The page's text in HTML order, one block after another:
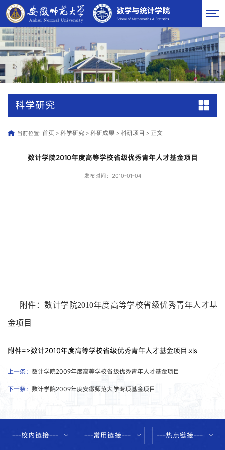
科学研究
当前位置: 首页 > 科学研究> 科研成果 > 科研项目 > 正文
数计学院2010年度高等学校省级优秀青年人才基金项目
发布时间：2010-01-04
附件：数计学院2010年度高等学校省级优秀青年人才基
金项目
附件=>数计2010年度高等学校省级优秀青年人才基金项目.xls
上一条： 数计学院2009年度高等学校省级优秀青年人才基金项目
下一条： 数计学院2009年度安徽师范大学专项基金项目
---校内链接--- ---常用链接--- ---热点链接---